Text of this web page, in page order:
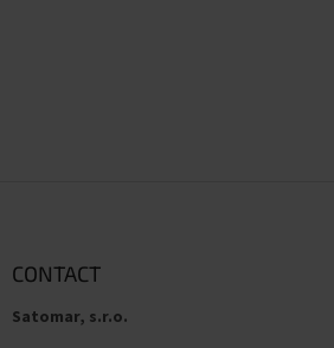
CONTACT
Satomar, s.r.o.